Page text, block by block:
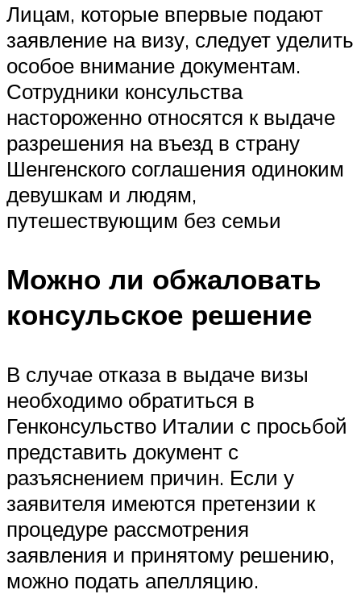
Лицам, которые впервые подают
заявление на визу, следует уделить
особое внимание документам.
Сотрудники консульства
настороженно относятся к выдаче
разрешения на въезд в страну
Шенгенского соглашения одиноким
девушкам и людям,
путешествующим без семьи
Можно ли обжаловать
консульское решение
В случае отказа в выдаче визы
необходимо обратиться в
Генконсульство Италии с просьбой
представить документ с
разъяснением причин. Если у
заявителя имеются претензии к
процедуре рассмотрения
заявления и принятому решению,
можно подать апелляцию.